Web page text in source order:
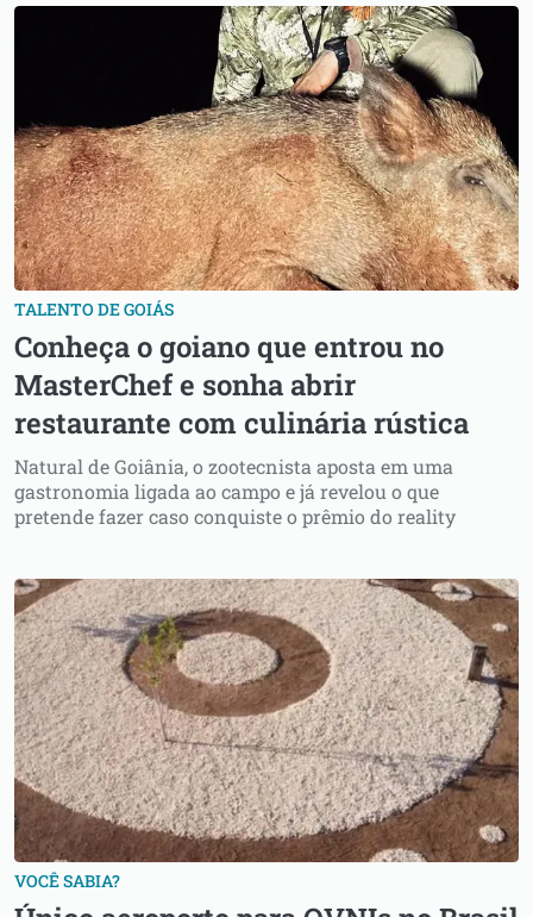
TALENTO DE GOIÁS
Conheça o goiano que entrou no
MasterChef e sonha abrir
restaurante com culinária rústica
Natural de Goiânia, o zootecnista aposta em uma
gastronomia ligada ao campo e já revelou o que
pretende fazer caso conquiste o prêmio do reality
VOCÊ SABIA?